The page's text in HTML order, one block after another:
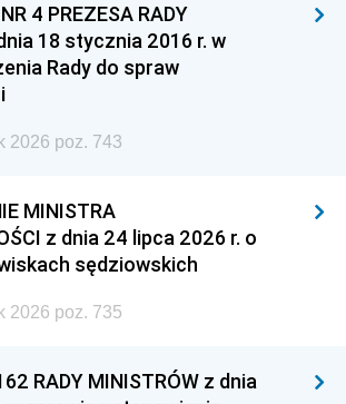
4 PREZESA RADY
18 stycznia 2016 r. w
Rady do spraw
2026 poz. 743
MINISTRA
z dnia 24 lipca 2026 r. o
sędziowskich
2026 poz. 735
RADY MINISTRÓW z dnia